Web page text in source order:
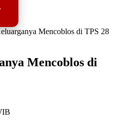
Mencoblos di TPS 28
Mencoblos di